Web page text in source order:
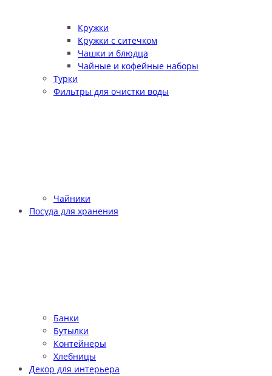
Кружки
Кружки с ситечком
Чашки и блюдца
Чайные и кофейные наборы
Турки
Фильтры для очистки воды
Чайники
Посуда для хранения
Банки
Бутылки
Контейнеры
Хлебницы
Декор для интерьера